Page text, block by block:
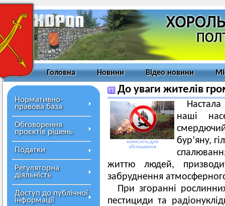
Головна Новини Відео новини
Нормативно-
правова база
Обговорення
проєктів рішень
Податки
Регуляторна
діяльність
Доступ до публічної
інформації
До уваги жителів
натисніть для
збільшення
наші
бур’яну,
життю людей,
забруднення
При згоранні
пестициди та